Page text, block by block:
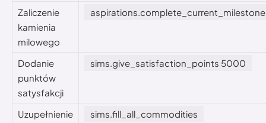
Zaliczenie
kamienia
milowego
aspirations.complete_current_milestone
Dodanie
punktów
satysfakcji
sims.give_satisfaction_points 5000
Uzupełnienie
sims.fill_all_commodities